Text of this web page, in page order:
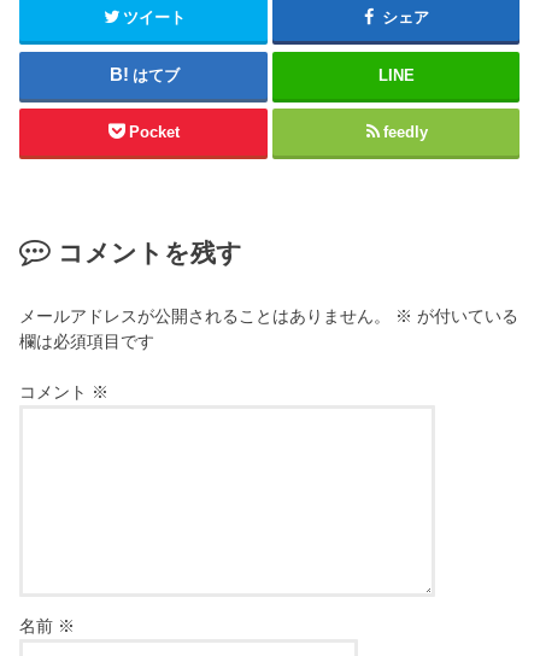
ツイート シェア
はてブ LINE
Pocket feedly
コメントを残す
メールアドレスが公開されることはありません。 ※ が付いている
欄は必須項目です
コメント ※
名前 ※